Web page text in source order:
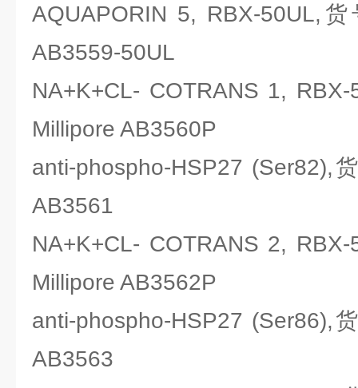
AQUAPORIN 5, RBX-50UL,
AB3559-50UL
NA+K+CL- COTRANS 1,
Millipore AB3560P
anti-phospho-HSP27 (Ser82),
AB3561
NA+K+CL- COTRANS 2,
Millipore AB3562P
anti-phospho-HSP27 (Ser86),
AB3563